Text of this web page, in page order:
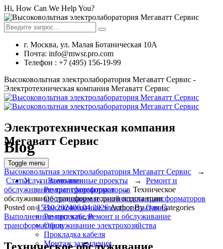
Hi, How Can We Help You?
г. Москва, ул. Малая Ботаническая 10А
Почта: info@mwsr.pro.com
Телефон : +7 (495) 156-19-99
Высоковольтная электролаборатория Мегаватт Сервис -
Электротехническая компания Мегаватт Сервис
Электротехническая компания
Мегаватт Сервис
Toggle menu
Услуги компании
Ремонт трансформаторов
Обследование и диагностика трансформаторов
Высоковольтные электроиспытания
Ремонт кабеля
Обслуживание электрохозяйства
Прокладка кабеля
Монтаж заземления
Blog
Высоковольтная электролаборатория Мегаватт Сервис
→
Статьи→Выполненные проекты → Ремонт и
обслуживание трансформаторов→ Техническое
обслуживание трансформаторной подстанции
Posted on15.10.202406.04.2026AuthorByОля Categories
Выполненные проекты,Ремонт и обслуживание
трансформаторов
Техническое обслуживание